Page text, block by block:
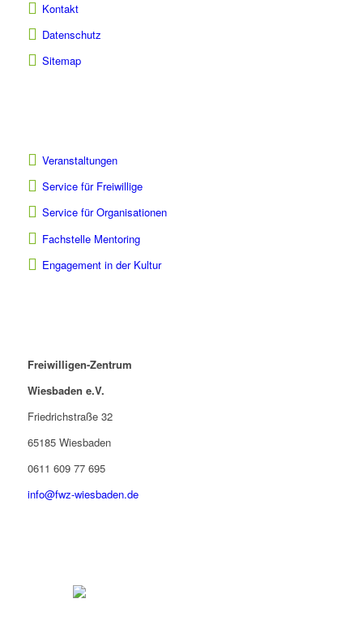
Kontakt
Datenschutz
Sitemap
Veranstaltungen
Service für Freiwillige
Service für Organisationen
Fachstelle Mentoring
Engagement in der Kultur
Freiwilligen-Zentrum
Wiesbaden e.V.
Friedrichstraße 32
65185 Wiesbaden
0611 609 77 695
info@fwz-wiesbaden.de